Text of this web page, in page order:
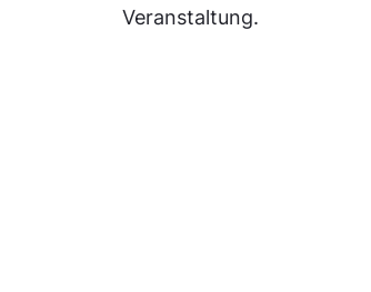
Veranstaltung.